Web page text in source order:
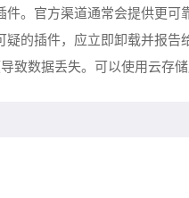
。官方渠道通常会提供更可
的插件，应立即卸载并报告
数据丢失。可以使用云存